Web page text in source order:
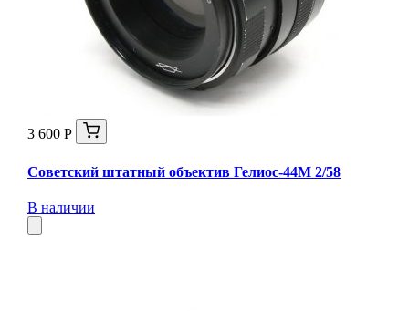
3 600 Р
Советский штатный объектив Гелиос-44М 2/58
В наличии